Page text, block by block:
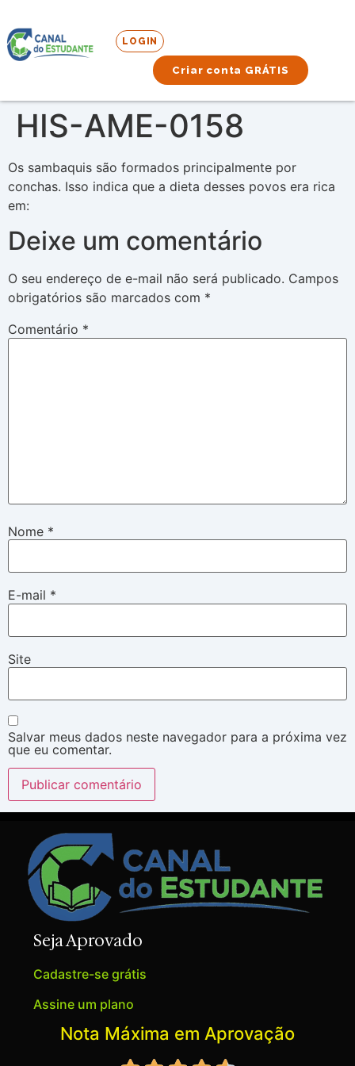
LOGIN
Criar conta GRÁTIS
HIS-AME-0158
Os sambaquis são formados principalmente por
conchas. Isso indica que a dieta desses povos era rica
em:
Deixe um comentário
O seu endereço de e-mail não será publicado. Campos
obrigatórios são marcados com *
Comentário *
Nome *
E-mail *
Site
Salvar meus dados neste navegador para a próxima vez
que eu comentar.
Seja Aprovado
Cadastre-se grátis
Assine um plano
Nota Máxima em Aprovação